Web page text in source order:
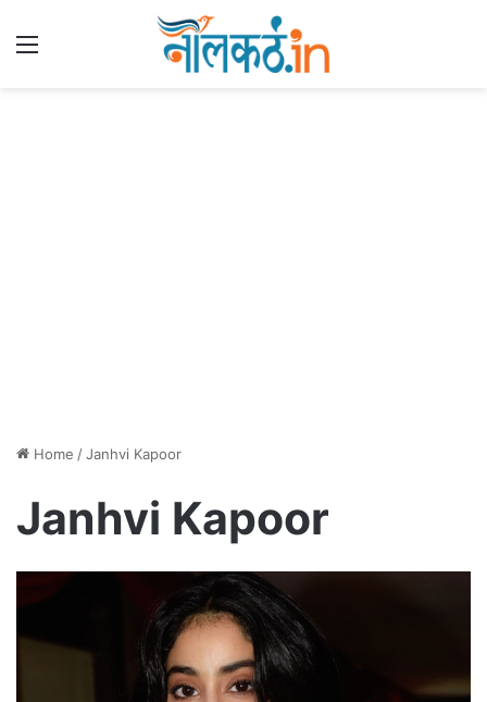
Home /Janhvi Kapoor
Janhvi Kapoor